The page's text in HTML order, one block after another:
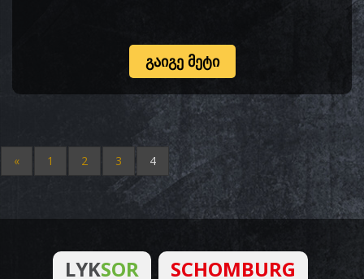
ᲒᲐᲘᲒᲔ ᲛᲔᲢᲘ
« 1 2 3 4
LYKSOR SCHOMBURG